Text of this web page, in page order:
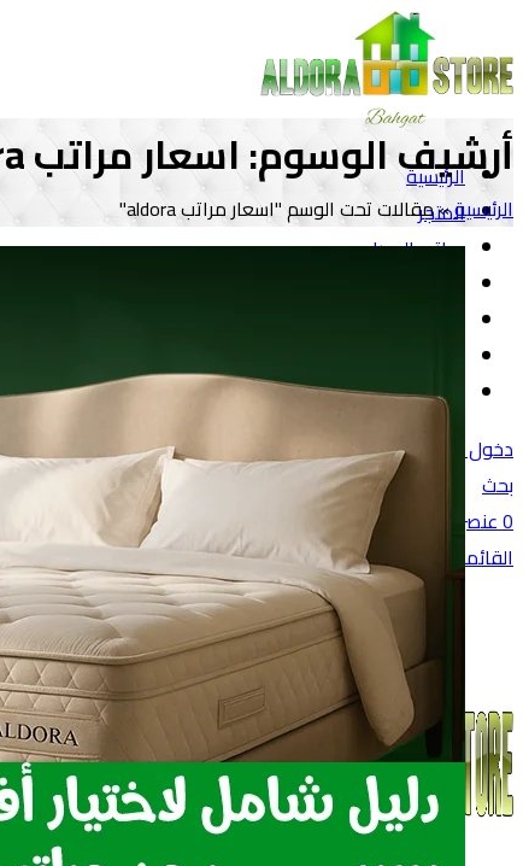
الرئيسية
المتجر
مراتب الدورا
تواصل معنا
دخول / تسجيل
بحث
0عنصر
القائمة
أرشيف الوسوم: اسعار مراتب aldora
الرئيسية»مقالات تحت الوسم "اسعار مراتب aldora"